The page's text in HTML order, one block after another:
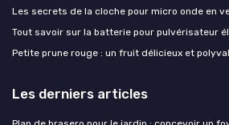
Les secrets de la cloche pour micro onde en
Tout savoir sur la batterie pour pulvérisateur
Petite prune rouge : un fruit délicieux et
Les derniers articles